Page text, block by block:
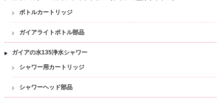
ボトルカートリッジ
ガイアライトボトル部品
ガイアの水135浄水シャワー
シャワー用カートリッジ
シャワーヘッド部品